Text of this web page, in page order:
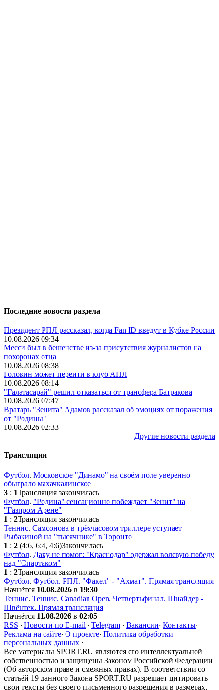
Последние новости раздела
Президент РПЛ рассказал, когда Fan ID введут в Кубке России
10.08.2026 09:34
Месси был в бешенстве из-за присутствия журналистов на
похоронах отца
10.08.2026 08:38
Головин может перейти в клуб АПЛ
10.08.2026 08:14
"Галатасарай" решил отказаться от трансфера Батракова
10.08.2026 07:47
Вратарь "Зенита" Адамов рассказал об эмоциях от поражения
от "Родины"
10.08.2026 02:33
Другие новости раздела
Трансляции
Футбол. Московское "Динамо" на своём поле уверенно
обыграло махачкалинское
3 : 1Трансляция закончилась
Футбол. "Родина" сенсационно побеждает "Зенит" на
"Газпром Арене"
1 : 2Трансляция закончилась
Теннис. Самсонова в трёхчасовом триллере уступает
Рыбакиной на "тысячнике" в Торонто
1 : 2 (4:6, 6:4, 4:6)Закончилась
Футбол. Даку не помог: "Краснодар" одержал волевую победу
над "Спартаком"
1 : 2Трансляция закончилась
Футбол. Футбол. РПЛ. "Факел" - "Ахмат". Прямая трансляция
Начнётся 10.08.2026 в 19:30
Теннис. Теннис. Canadian Open. Четвертьфинал. Шнайдер -
Швёнтек. Прямая трансляция
Начнётся 11.08.2026 в 02:05
RSS · Новости по E-mail · Telegram · Вакансии· Контакты·
Реклама на сайте· О проекте· Политика обработки
персональных данных ·
Все материалы SPORT.RU являются его интеллектуальной
собственностью и защищены Законом Российской Федерации
(Об авторском праве и смежных правах). В соответствии со
статьёй 19 данного Закона SPORT.RU разрешает цитировать
свои тексты без своего письменного разрешения в размерах,